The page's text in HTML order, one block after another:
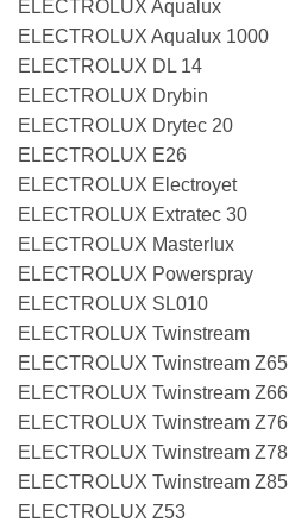
ELECTROLUX Aqualux
ELECTROLUX Aqualux 1000
ELECTROLUX DL 14
ELECTROLUX Drybin
ELECTROLUX Drytec 20
ELECTROLUX E26
ELECTROLUX Electroyet
ELECTROLUX Extratec 30
ELECTROLUX Masterlux
ELECTROLUX Powerspray
ELECTROLUX SL010
ELECTROLUX Twinstream
ELECTROLUX Twinstream Z65
ELECTROLUX Twinstream Z66
ELECTROLUX Twinstream Z76
ELECTROLUX Twinstream Z78
ELECTROLUX Twinstream Z85
ELECTROLUX Z53